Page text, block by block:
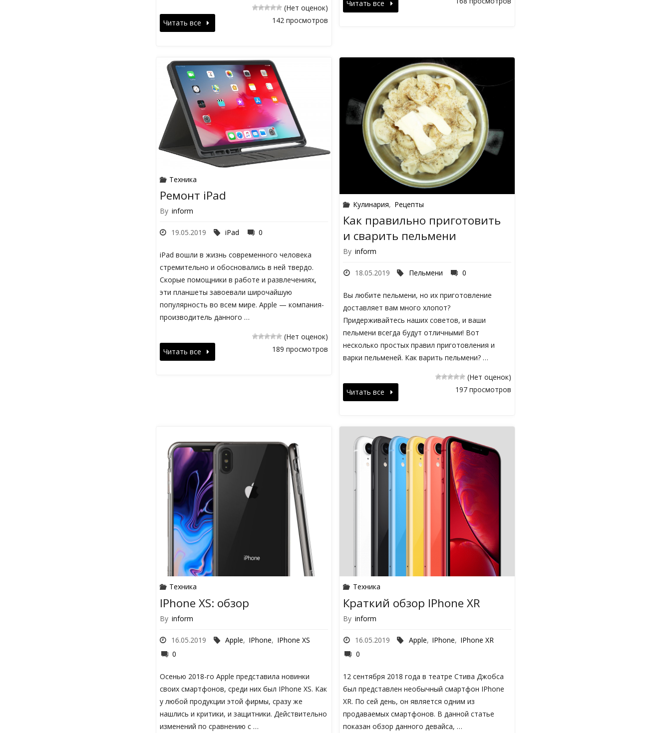
(Нет оценок)
142 просмотров
Читать все
Читать все
Техника
Ремонт iPad
By inform
19.05.2019 iPad 0
iPad вошли в жизнь современного человека
стремительно и обосновались в ней твердо.
Скорые помощники в работе и развлечениях,
эти планшеты завоевали широчайшую
популярность во всем мире. Apple — компания-
производитель данного …
(Нет оценок)
189 просмотров
Читать все
Кулинария, Рецепты
Как правильно приготовить
и сварить пельмени
By inform
18.05.2019 Пельмени 0
Вы любите пельмени, но их приготовление
доставляет вам много хлопот?
Придерживайтесь наших советов, и ваши
пельмени всегда будут отличными! Вот
несколько простых правил приготовления и
варки пельменей. Как варить пельмени? …
(Нет оценок)
197 просмотров
Читать все
Техника
IPhone XS: обзор
By inform
16.05.2019 Apple, IPhone, IPhone XS
0
Осенью 2018-го Apple представила новинки
своих смартфонов, среди них был IPhone XS. Как
у любой продукции этой фирмы, сразу же
нашлись и критики, и защитники. Действительно
изменений по сравнению с …
Техника
Краткий обзор IPhone XR
By inform
16.05.2019 Apple, IPhone, IPhone XR
0
12 сентября 2018 года в театре Стива Джобса
был представлен необычный смартфон IPhone
XR. По сей день, он является одним из
продаваемых смартфонов. В данной статье
показан обзор данного девайса, …